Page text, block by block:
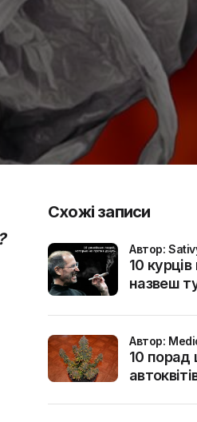
Схожі записи
10
назвеш
Автор:
10
Автор: